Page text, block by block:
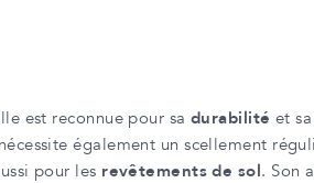
est reconnue pour sadurabilité et sa
également un scellement
pour les revêtements de sol. Son